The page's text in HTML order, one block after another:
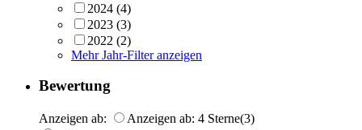
2024 (4)
2023 (3)
2022 (2)
Mehr Jahr-Filter anzeigen
Bewertung
Anzeigen ab: Anzeigen ab: 4 Sterne(3)